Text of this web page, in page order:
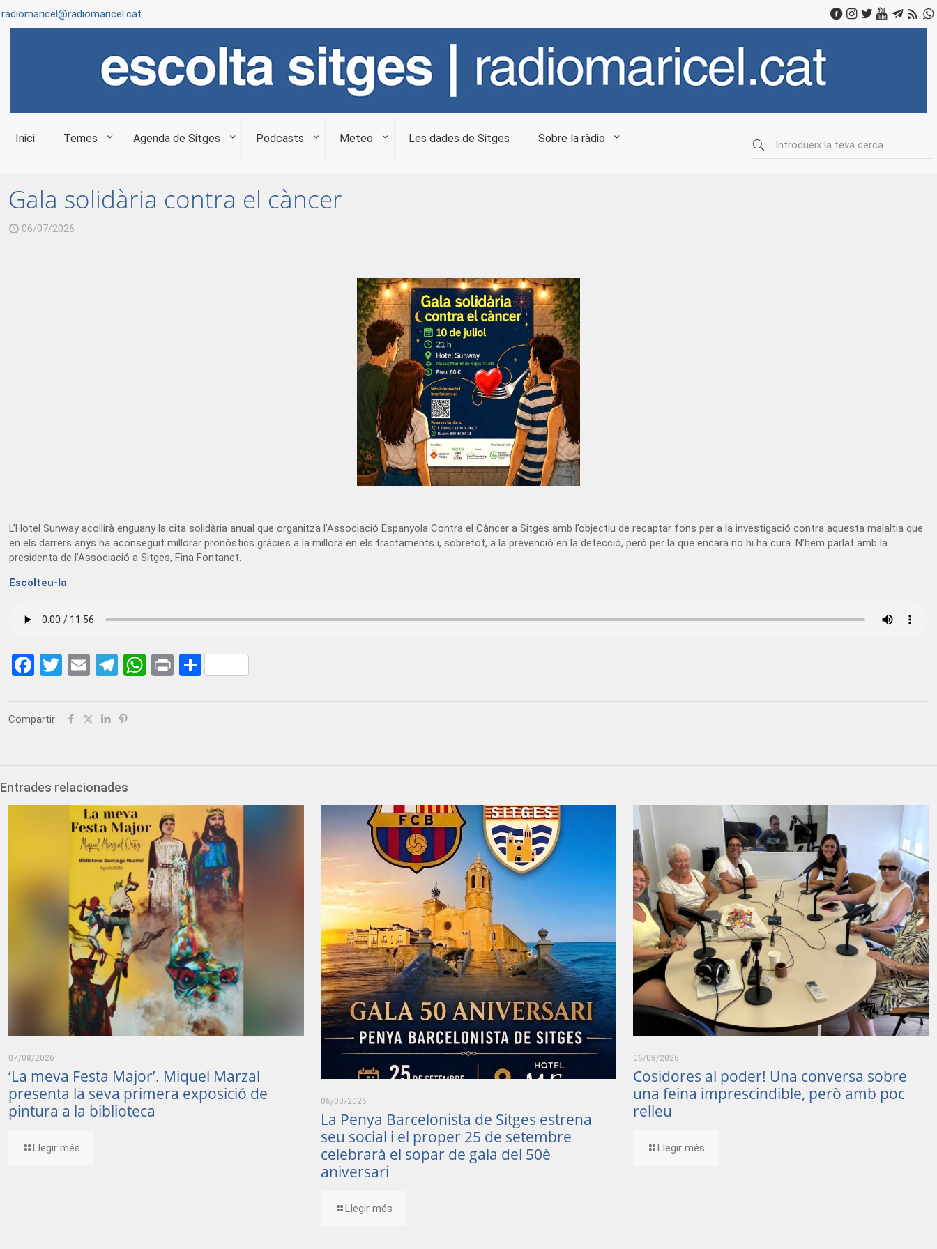
radiomaricel@radiomaricel.cat
Inici Temes Agenda de Sitges Podcasts Meteo Les dades de Sitges Sobre la ràdio
Gala solidària contra el càncer
06/07/2026
L’Hotel Sunway acollirà enguany la cita solidària anual que organitza l’Associació Espanyola Contra el Càncer a Sitges amb l’objectiu de recaptar fons per a la investigació contra aquesta malaltia que
en els darrers anys ha aconseguit millorar pronòstics gràcies a la millora en els tractaments i, sobretot, a la prevenció en la detecció, però per la que encara no hi ha cura. N’hem parlat amb la
presidenta de l’Associació a Sitges, Fina Fontanet.
Escolteu-la
Facebook
Twitter
EmailTelegram
WhatsApp
PrintShare
Compartir
Entrades relacionades
07/08/2026
‘La meva Festa Major’. Miquel Marzal
presenta la seva primera exposició de
pintura a la biblioteca
Llegir més
06/08/2026
La Penya Barcelonista de Sitges estrena
seu social i el proper 25 de setembre
celebrarà el sopar de gala del 50è
aniversari
Llegir més
06/08/2026
Cosidores al poder! Una conversa sobre
una feina imprescindible, però amb poc
relleu
Llegir més